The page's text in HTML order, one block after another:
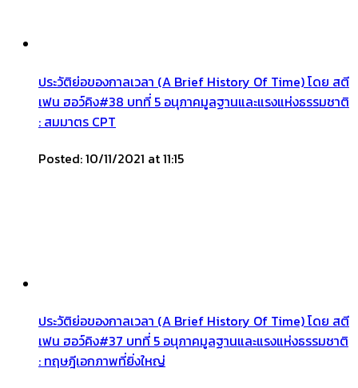
ประวัติย่อของกาลเวลา (A Brief History Of Time) โดย สตี
เฟน ฮอว์คิง#38 บทที่ 5 อนุภาคมูลฐานและแรงแห่งธรรมชาติ
: สมมาตร CPT
Posted: 10/11/2021 at 11:15
ประวัติย่อของกาลเวลา (A Brief History Of Time) โดย สตี
เฟน ฮอว์คิง#37 บทที่ 5 อนุภาคมูลฐานและแรงแห่งธรรมชาติ
: ทฤษฎีเอกภาพที่ยิ่งใหญ่